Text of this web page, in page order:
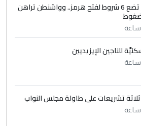
طهران تضع 6 شروط لفتح هرمز.. وواشنطن تراهن
للناجين الإيزيديين
ثلاثة تشريعات على طاولة مجلس النواب